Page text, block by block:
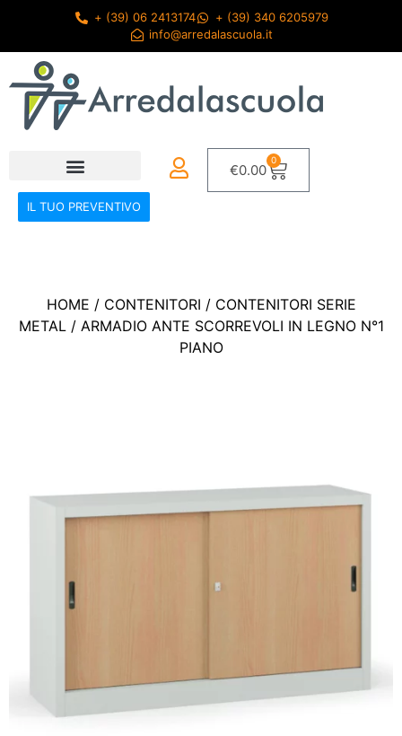
+ (39) 06 2413174
+ (39) 340 6205979
info@arredalascuola.it
€0.00
0
IL TUO PREVENTIVO
HOME / CONTENITORI / CONTENITORI SERIE
METAL/ ARMADIO ANTE SCORREVOLI IN LEGNO N°1
PIANO